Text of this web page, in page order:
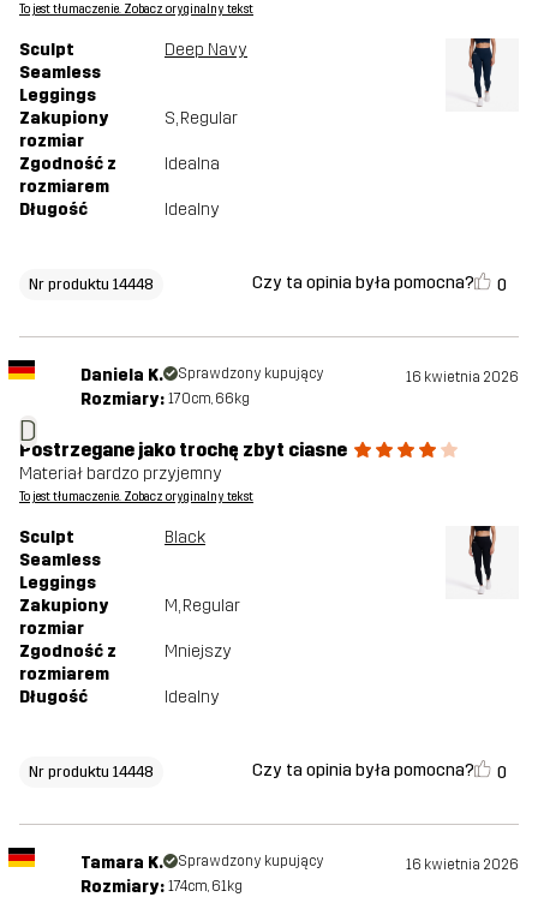
To jest tłumaczenie. Zobacz oryginalny tekst
Sculpt
Seamless
Leggings
Deep Navy
Zakupiony
rozmiar
S, Regular
Zgodność z
rozmiarem
Idealna
Długość Idealny
Nr produktu 14448 Czy ta opinia była pomocna? 0
D
Daniela K. Sprawdzony kupujący 16 kwietnia 2026
Rozmiary: 170cm, 66kg
Postrzegane jako trochę zbyt ciasne
Materiał bardzo przyjemny
To jest tłumaczenie. Zobacz oryginalny tekst
Sculpt
Seamless
Leggings
Black
Zakupiony
rozmiar
M, Regular
Zgodność z
rozmiarem
Mniejszy
Długość Idealny
Nr produktu 14448 Czy ta opinia była pomocna? 0
Tamara K. Sprawdzony kupujący 16 kwietnia 2026
Rozmiary: 174cm, 61kg